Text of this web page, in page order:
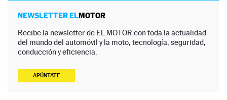
NEWSLETTER ELMOTOR
Recibe la newsletter de EL MOTOR con toda la actualidad
del mundo del automóvil y la moto, tecnología, seguridad,
conducción y eficiencia.
APÚNTATE